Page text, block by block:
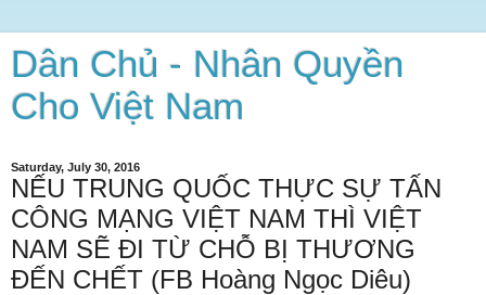
Dân Chủ - Nhân Quyền
Cho Việt Nam
Saturday, July 30, 2016
NẾU TRUNG QUỐC THỰC SỰ TẤN
CÔNG MẠNG VIỆT NAM THÌ VIỆT
NAM SẼ ĐI TỪ CHỖ BỊ THƯƠNG
ĐẾN CHẾT (FB Hoàng Ngọc Diêu)